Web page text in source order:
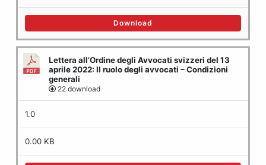
Download
Lettera all’Ordine degli Avvocati svizzeri del 13
aprile 2022: Il ruolo degli avvocati – Condizioni
generali
22 download
1.0
0.00 KB